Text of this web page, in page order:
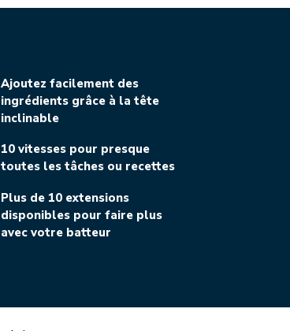
Ajoutez facilement des
ingrédients grâce à la tête
inclinable
10 vitesses pour presque
toutes les tâches ou recettes
Plus de 10 extensions
disponibles pour faire plus
avec votre batteur